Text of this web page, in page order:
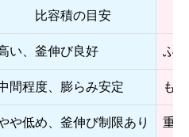
比容積の目安
い、釜伸び良好 ふ
間程度、膨らみ安定 も
や低め、釜伸び制限あり 重